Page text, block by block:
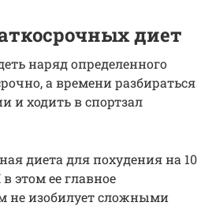
диет
наряд определенного
а времени разбираться
и ходить в спортзал
диета для похудения на 10
этом ее главное
не изобилует сложными